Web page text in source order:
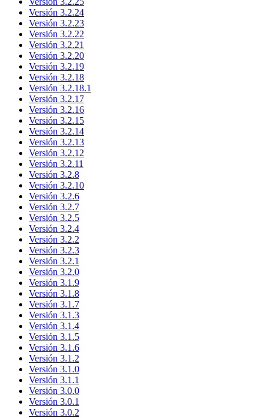
Versión 3.2.24
Versión 3.2.23
Versión 3.2.22
Versión 3.2.21
Versión 3.2.20
Versión 3.2.19
Versión 3.2.18
Versión 3.2.18.1
Versión 3.2.17
Versión 3.2.16
Versión 3.2.15
Versión 3.2.14
Versión 3.2.13
Versión 3.2.12
Versión 3.2.11
Versión 3.2.8
Versión 3.2.10
Versión 3.2.6
Versión 3.2.7
Versión 3.2.5
Versión 3.2.4
Versión 3.2.2
Versión 3.2.3
Versión 3.2.1
Versión 3.2.0
Versión 3.1.9
Versión 3.1.8
Versión 3.1.7
Versión 3.1.3
Versión 3.1.4
Versión 3.1.5
Versión 3.1.6
Versión 3.1.2
Versión 3.1.0
Versión 3.1.1
Versión 3.0.0
Versión 3.0.1
Versión 3.0.2